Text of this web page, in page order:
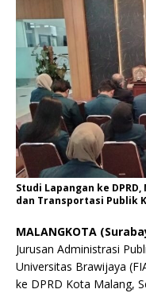
Studi Lapangan ke
dan Transportasi Publik
MALANGKOTA
Jurusan Administrasi
Universitas Brawijaya
ke DPRD Kota Malang,